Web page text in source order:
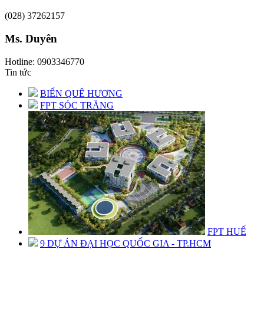
(028) 37262157
Ms. Duyên
Hotline: 0903346770
Tin tức
BIỂN QUÊ HƯƠNG
FPT SÓC TRĂNG
FPT HUẾ
9 DỰ ÁN ĐẠI HỌC QUỐC GIA - TP.HCM